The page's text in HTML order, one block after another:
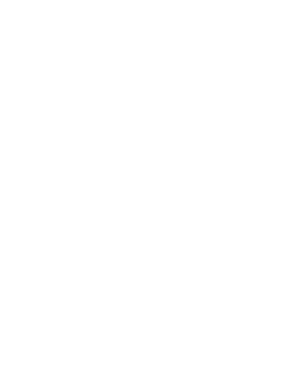
بارولين: إنَّ الحوار يُستبدل اليوم بالقوة، ويجب حماية